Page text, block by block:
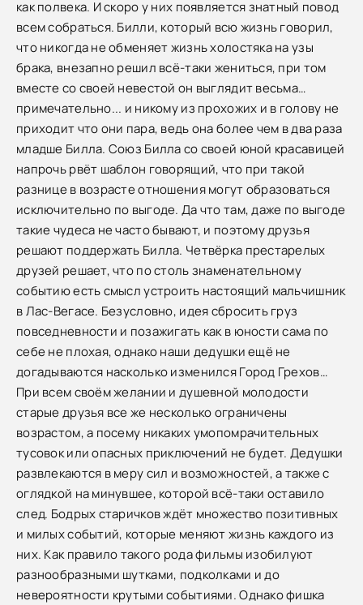
как полвека. И скоро у них появляется знатный повод
всем собраться. Билли, который всю жизнь говорил,
что никогда не обменяет жизнь холостяка на узы
брака, внезапно решил всё-таки жениться, при том
вместе со своей невестой он выглядит весьма…
примечательно... и никому из прохожих и в голову не
приходит что они пара, ведь она более чем в два раза
младше Билла. Союз Билла со своей юной красавицей
напрочь рвёт шаблон говорящий, что при такой
разнице в возрасте отношения могут образоваться
исключительно по выгоде. Да что там, даже по выгоде
такие чудеса не часто бывают, и поэтому друзья
решают поддержать Билла. Четвёрка престарелых
друзей решает, что по столь знаменательному
событию есть смысл устроить настоящий мальчишник
в Лас-Вегасе. Безусловно, идея сбросить груз
повседневности и позажигать как в юности сама по
себе не плохая, однако наши дедушки ещё не
догадываются насколько изменился Город Грехов…
При всем своём желании и душевной молодости
старые друзья все же несколько ограничены
возрастом, а посему никаких умопомрачительных
тусовок или опасных приключений не будет. Дедушки
развлекаются в меру сил и возможностей, а также с
оглядкой на минувшее, которой всё-таки оставило
след. Бодрых старичков ждёт множество позитивных
и милых событий, которые меняют жизнь каждого из
них. Как правило такого рода фильмы изобилуют
разнообразными шутками, подколками и до
невероятности крутыми событиями. Однако фишка